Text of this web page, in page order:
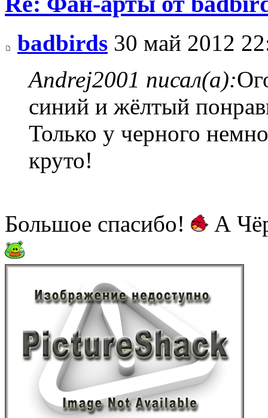
badbirds 30 май 2012
Andrej2001 писал(а):
синий и жёлтый
Только у черного
круто!
Большое спасибо! А